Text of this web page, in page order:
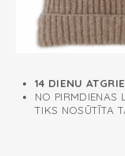
14 DIENU
NO PIRMDIENAS
TIKS NOSŪTĪTA